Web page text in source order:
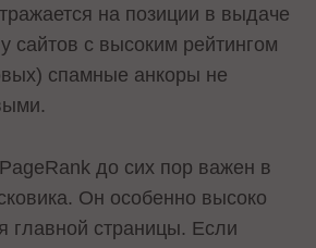
на позиции в выдаче
сайтов с высоким рейтингом
спамные анкоры не
до сих пор важен в
Он особенно высоко
главной страницы. Если